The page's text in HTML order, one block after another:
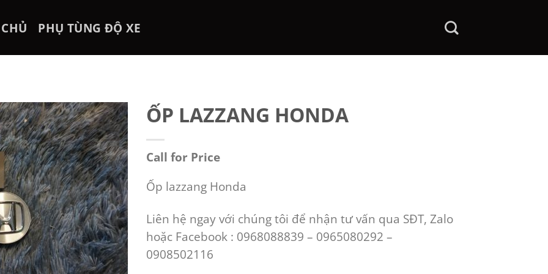
PHỤ TÙNG ĐỘ XE
ỐP LAZZANG HONDA
Call for Price
Ốp lazzang Honda
Liên hệ ngay với chúng tôi để nhận tư vấn qua SĐT, Zalo
hoặc Facebook : 0968088839 – 0965080292 –
0908502116